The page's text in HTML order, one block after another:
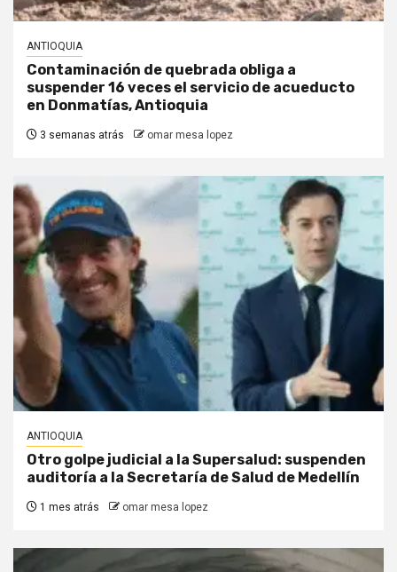
ANTIOQUIA
Contaminación de quebrada obliga a
suspender 16 veces el servicio de acueducto
en Donmatías, Antioquia
3 semanas atrás omar mesa lopez
ANTIOQUIA
Otro golpe judicial a la Supersalud: suspenden
auditoría a la Secretaría de Salud de Medellín
1 mes atrás omar mesa lopez